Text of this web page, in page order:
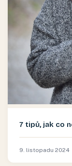
7 tipů, jak co
9. listopadu 2024